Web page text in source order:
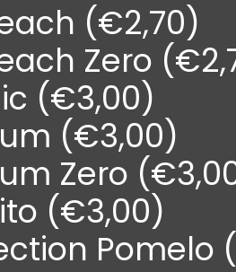
(€2,70)
Zero
(€3,00)
(€3,00)
Zero
(€3,00)
Pomelo